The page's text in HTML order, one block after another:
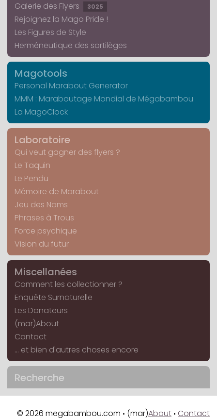
Galerie des Flyers
3025
Rejoignez la Mago Pride !
Les Figures de Style
Herméneutique des sortilèges
Magotools
Personal Marabout Generator
MMM : Maraboutage Mondial de Mégabambou
La MagoClock
Laboratoire
Qui veut gagner des flyers ?
Le Taquin
Le Pendu
Mémoire de Marabout
Jeu des Noms
Phrases à Trous
Force psychique
Vision du futur
Miscellanées
Comment les collectionner ?
Enquête Surnaturelle
Les Donateurs
(mar)About
Contact
... et bien d'autres choses encore
Recherche
© 2026 megabambou.com • (mar)About • Contact